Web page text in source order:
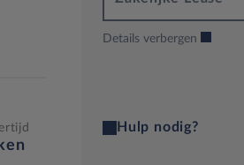
Details verbergen
Hulp nodig?